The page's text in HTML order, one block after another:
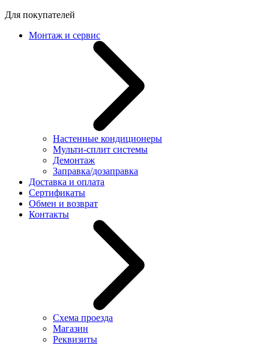
Для покупателей
Монтаж и сервис
Настенные кондиционеры
Мульти-сплит системы
Демонтаж
Заправка/дозаправка
Доставка и оплата
Сертификаты
Обмен и возврат
Контакты
Схема проезда
Магазин
Реквизиты